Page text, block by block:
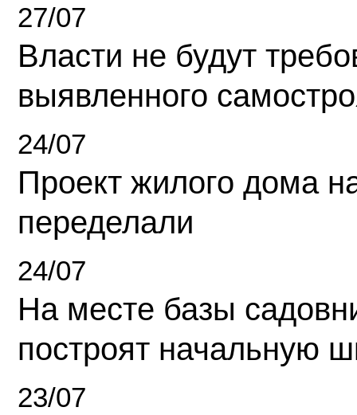
27/07
Власти не будут
выявленного
24/07
Проект жилого дома
переделали
24/07
На месте базы
построят начальную
23/07